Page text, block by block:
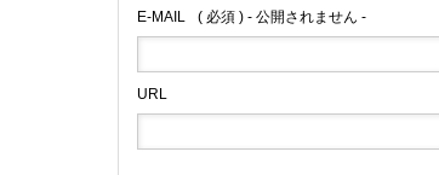
E-MAIL ( 必須 ) - 公開されません -
URL